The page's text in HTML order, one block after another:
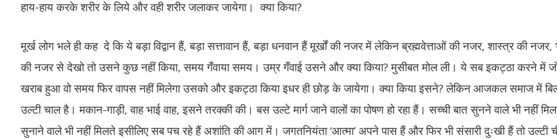
हाय-हाय करके शरीर के लिये और वही शरीर जलाकर जायेगा। क्या किया?
मूर्ख लोग भले ही कह दे कि ये बड़ा विद्वान हैं, बड़ा सत्तावान हैं, बड़ा धनवान हैं मूर्खों की नजर में लेकिन ब्रह्मवेत्ताओं की नजर, शास्त्र की नजर,
की नजर से देखो तो उसने कुछ नहीं किया, समय गँवाया समय। उम्र गँवाई उसने और क्या किया? मुसीबत मोल ली। ये सब इकट्ठा करने में
खराब हुआ वो समय फिर वापस नहीं मिलेगा उसको और इकट्ठा किया इधर ही छोड़ के जायेगा। क्या किया इसने? लेकिन आजकल समाज में
उल्टी चाल है। मकान-गाड़ी, वाह भाई वाह, इसने तरक्की की। बस उल्टे मार्ग जाने वालों का पोषण हो रहा हैं। सच्ची बात सुनने वाले भी नहीं
सुनाने वाले भी नहीं मिलते इसीलिए सब पच रहे हैं अशांति की आग में। जगतनियंता ‘आत्मा’ अपने पास हैं और फिर भी संसारी दुःखी हैं तो उल्टी